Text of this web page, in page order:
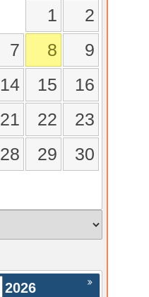
1
2
7 8
9
14 15
16
21 22
23
28 29
30
Nästa >
2026